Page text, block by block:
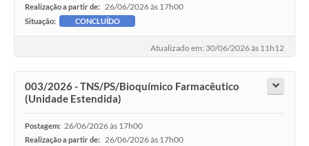
Realização a partir de: 26/06/2026 às 17h00
Situação: CONCLUÍDO
Atualizado em: 30/06/2026 às 11h12
003/2026 - TNS/PS/Bioquímico Farmacêutico
(Unidade Estendida)
Postagem: 26/06/2026 às 17h00
Realização a partir de: 26/06/2026 às 17h00